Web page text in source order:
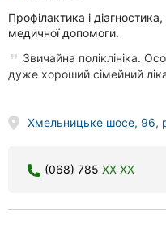
Профілактика і
медичної допомоги.
Звичайна поліклініка.
дуже хороший сімейний
Хмельницьке шосе, 96,
(068) 785 XX XX